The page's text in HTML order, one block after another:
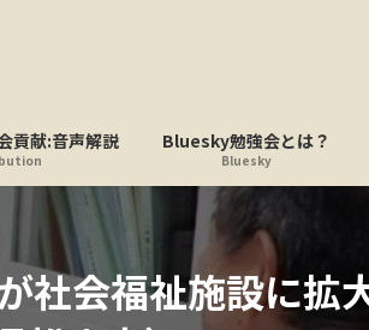
貢献:音声解説 Bluesky勉強会とは？
Bluesky
社会福祉施設に拡